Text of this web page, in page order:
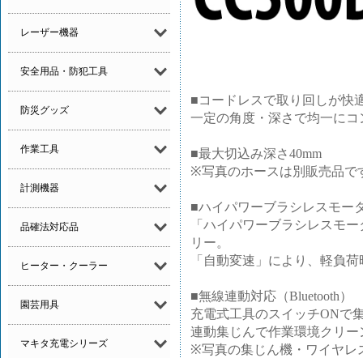
レーザー機器
安全用品・防犯工具
防災グッズ
作業工具
計測機器
品確法対応品
ヒーター・クーラー
園芸用具
マキタ充電シリーズ
■コードレスで取り回しが快
一定の角度・深さで均一に
■最大切込み深さ40mm
※写真のホースは別販売品で
■ハイパワーブラシレスモー
「ハイパワーブラシレスモ
リー。
「自動変速」により、軽負
■無線連動対応（Bluetooth）
充電式工具のスイッチONで
連動集じんで作業環境クリー
※写真の集じん機・ワイヤレ